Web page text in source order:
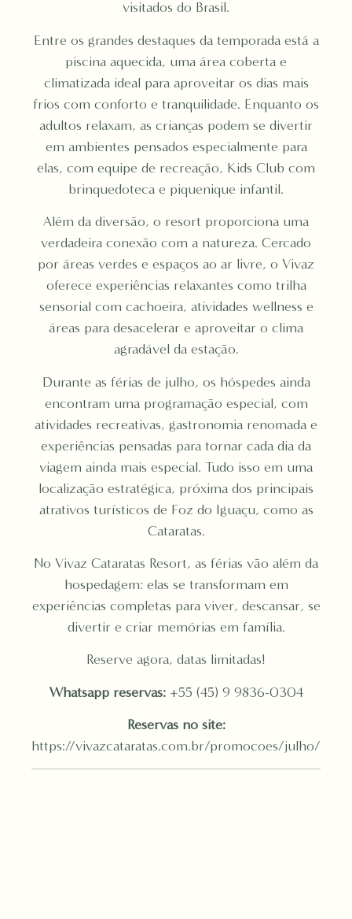
visitados do Brasil.
Entre os grandes destaques da temporada está a
piscina aquecida, uma área coberta e
climatizada ideal para aproveitar os dias mais
frios com conforto e tranquilidade. Enquanto os
adultos relaxam, as crianças podem se divertir
em ambientes pensados especialmente para
elas, com equipe de recreação, Kids Club com
brinquedoteca e piquenique infantil.
Além da diversão, o resort proporciona uma
verdadeira conexão com a natureza. Cercado
por áreas verdes e espaços ao ar livre, o Vivaz
oferece experiências relaxantes como trilha
sensorial com cachoeira, atividades wellness e
áreas para desacelerar e aproveitar o clima
agradável da estação.
Durante as férias de julho, os hóspedes ainda
encontram uma programação especial, com
atividades recreativas, gastronomia renomada e
experiências pensadas para tornar cada dia da
viagem ainda mais especial. Tudo isso em uma
localização estratégica, próxima dos principais
atrativos turísticos de Foz do Iguaçu, como as
Cataratas.
No Vivaz Cataratas Resort, as férias vão além da
hospedagem: elas se transformam em
experiências completas para viver, descansar, se
divertir e criar memórias em família.
Reserve agora, datas limitadas!
Whatsapp reservas:+55 (45) 9 9836-0304
Reservas no site:
https://vivazcataratas.com.br/promocoes/julho/